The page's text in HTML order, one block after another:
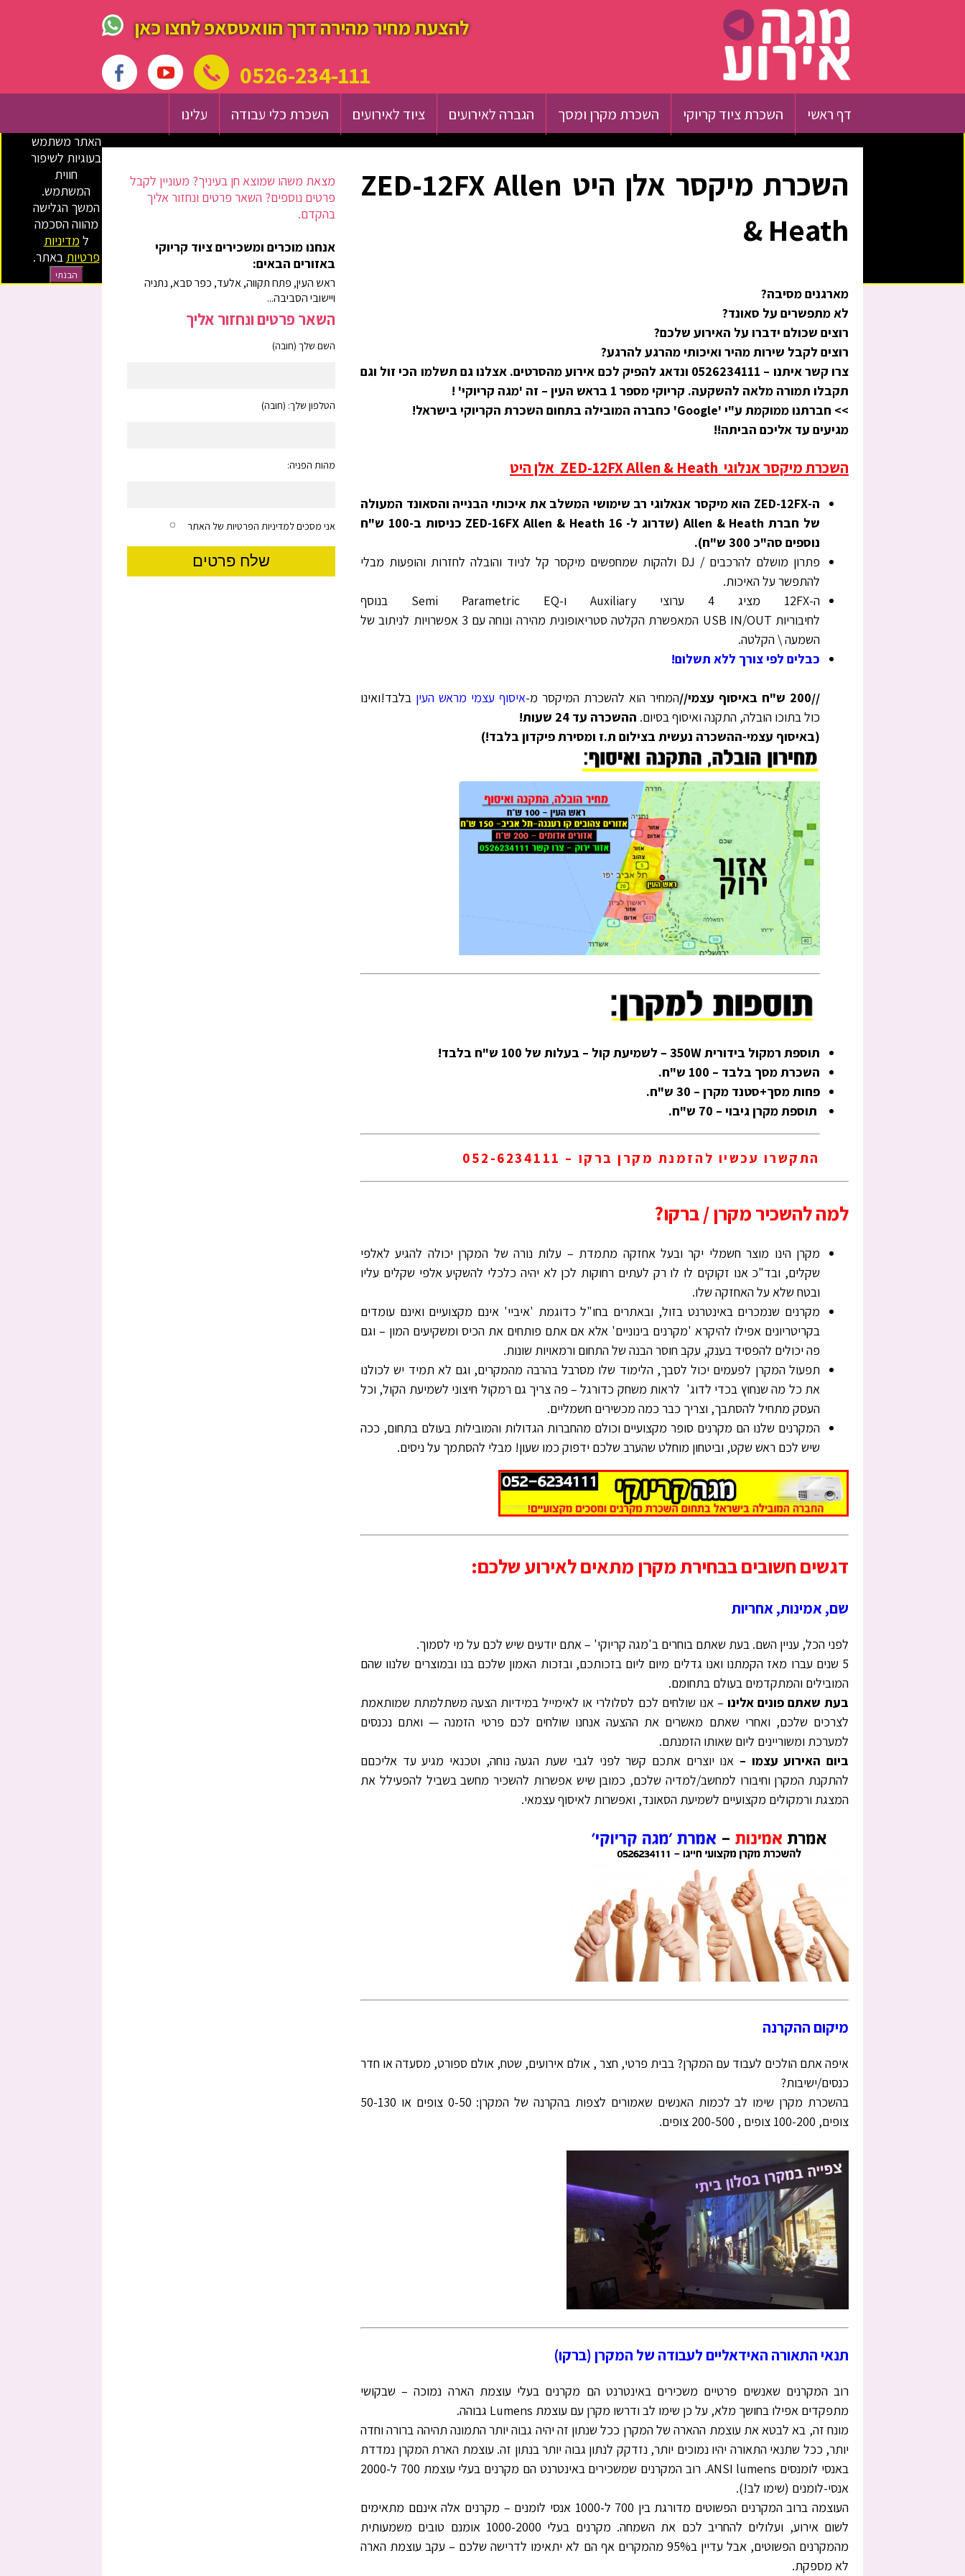
להצעת מחיר מהירה דרך הוואטסאפ לחצו כאן
0526-234-111
דף ראשי השכרת ציוד קריוקי השכרת מקרן ומסך הגברה לאירועים ציוד לאירועים השכרת כלי עבודה עלינו
השכרת מיקסר אלן היט ZED-12FX Allen
& Heath
מארגנים מסיבה?
לא מתפשרים על סאונד?
רוצים שכולם ידברו על האירוע שלכם?
רוצים לקבל שירות מהיר ואיכותי מהרגע להרגע?
צרו קשר איתנו – 0526234111 ונדאג להפיק לכם אירוע מהסרטים. אצלנו גם תשלמו הכי זול וגם
תקבלו תמורה מלאה להשקעה. קריוקי מספר 1 בראש העין – זה 'מגה קריוקי' !
>> חברתנו ממוקמת ע"י 'Google' כחברה המובילה בתחום השכרת הקריוקי בישראל!
מגיעים עד אליכם הביתה!!
השכרת מיקסר אנלוגי ZED-12FX Allen & Heath אלן היט
ה- ZED -12FX הוא מיקסר אנאלוגי רב שימושי המשלב את איכותי הבנייה והסאונד המעולה
של חברת Allen & Heath (שדרוג ל-
ZED-16FX Allen & Heath 16 כניסות ב-100 ש"ח
נוספים סה"כ 300 ש"ח).
פתרון מושלם להרכבים / DJ ולהקות שמחפשים מיקסר קל לניוד והובלה לחזרות והופעות מבלי
להתפשר על האיכות.
ה-12FX מציג 4 ערוצי Auxiliary ו-Semi Parametric EQ בנוסף
לחיבוריות
USB IN/OUT
המאפשרת הקלטה סטריאופונית מהירה ונוחה עם 3 אפשרויות לניתוב של
השמעה \ הקלטה.
כבלים לפי צורך ללא תשלום!
//200 ש"ח באיסוף עצמי// המחיר הוא להשכרת המיקסר מ-איסוף עצמי מראש העין בלבד!ואינו
כול בתוכו הובלה, התקנה ואיסוף בסיום. ההשכרה עד 24 שעות!
(באיסוף עצמי-ההשכרה נעשית בצילום ת.ז ומסירת פיקדון בלבד!)
תוספת רמקול בידורית 350W – לשמיעת קול – בעלות של 100 ש"ח בלבד!
השכרת מסך בלבד – 100 ש"ח.
פחות מסך+סטנד מקרן – 30 ש"ח.
תוספת מקרן גיבוי – 70 ש"ח.
התקשרו עכשיו להזמנת מקרן ברקו – 052-6234111
למה להשכיר מקרן / ברקו?
מקרן הינו מוצר חשמלי יקר ובעל אחזקה מתמדת – עלות נורה של המקרן יכולה להגיע לאלפי
שקלים, ובד"כ אנו זקוקים לו לו רק לעתים רחוקות לכן לא יהיה כלכלי להשקיע אלפי שקלים עליו
ובטח שלא על האחזקה שלו.
מקרנים שנמכרים באינטרנט בזול, ובאתרים בחו"ל כדוגמת 'איביי' אינם מקצועיים ואינם עומדים
בקריטריונים אפילו להיקרא 'מקרנים בינוניים' אלא אם אתם פותחים את הכיס ומשקיעים המון – וגם
פה יכולים להפסיד בענק, עקב חוסר הבנה של התחום ורמאויות שונות.
תפעול המקרן לפעמים יכול לסבך, הלימוד שלו מסרבל בהרבה מהמקרים, וגם לא תמיד יש לכולנו
את כל מה שנחוץ בכדי לדוג' לראות משחק כדורגל – פה צריך גם רמקול חיצוני לשמיעת הקול, וכל
העסק מתחיל להסתבך, וצריך כבר כמה מכשירים חשמליים.
המקרנים שלנו הם מקרנים סופר מקצועיים וכולם מהחברות הגדולות והמובילות בעולם בתחום, ככה
שיש לכם ראש שקט, וביטחון מוחלט שהערב שלכם ידפוק כמו שעון! מבלי להסתמך על ניסים.
דגשים חשובים בבחירת מקרן מתאים לאירוע שלכם:
שם, אמינות, אחריות
לפני הכל, עניין השם. בעת שאתם בוחרים ב'מגה קריוקי' – אתם יודעים שיש לכם על מי לסמוך.
5 שנים עברו מאז הקמתנו ואנו גדלים מיום ליום בזכותכם, ובזכות האמון שלכם בנו ובמוצרים שלנוו שהם
המובילים והמתקדמים בעולם בתחומם.
בעת שאתם פונים אלינו – אנו שולחים לכם לסלולרי או לאימייל במידיות הצעה משתלמתת שמותאמת
לצרכים שלכם, ואחרי שאתם מאשרים את ההצעה אנחנו שולחים לכם פרטי הזמנה — ואתם נכנסים
למערכת ומשוריינים ליום שאותו הזמנתם.
ביום האירוע עצמו – אנו יוצרים אתכם קשר לפני לגבי שעת הגעה נוחה, וטכנאי מגיע עד אליכםם
להתקנת המקרן וחיבורו למחשב/למדיה שלכם, כמובן שיש אפשרות להשכיר מחשב בשביל להפעילל את
המצגת ורמקולים מקצועיים לשמיעת הסאונד, ואפשרות לאיסוף עצמאי.
מיקום ההקרנה
איפה אתם הולכים לעבוד עם המקרן? בבית פרטי, חצר , אולם אירועים, שטח, אולם ספורט, מסעדה או חדר
כנסים/ישיבות?
בהשכרת מקרן שימו לב לכמות האנשים שאמורים לצפות בהקרנה של המקרן: 0-50 צופים או 50-130
צופים, 100-200 צופים , 200-500 צופים.
תנאי התאורה האידאליים לעבודה של המקרן (ברקו)
רוב המקרנים שאנשים פרטיים משכירים באינטרנט הם מקרנים בעלי עוצמת הארה נמוכה – שבקושי
מתפקדים אפילו בחושך מלא, על כן שימו לב ודרשו מקרן עם עוצמת Lumens גבוהה.
מונח זה, בא לבטא את עוצמת ההארה של המקרן ככל שנתון זה יהיה גבוה יותר התמונה תהיהה ברורה וחדה
יותר, ככל שתנאי התאורה יהיו נמוכים יותר, נזדקק לנתון גבוה יותר בנתון זה. עוצמת הארת המקרן נמדדת
באנסי לומנסים ANSI lumens. רוב המקרנים שמשכירים באינטרנט הם מקרנים בעלי עוצמת 700 ל-2000
אנסי-לומנים (שימו לב!).
העוצמה ברוב המקרנים הפשוטים מדורגת בין 700 ל-1000 אנסי לומנים – מקרנים אלה אינםם מתאימים
לשום אירוע, ועלולים להחריב לכם את השמחה. מקרנים בעלי 1000-2000 אומנם טובים משמעותית
מהמקרנים הפשוטים, אבל עדיין ב95% מהמקרים אף הם לא יתאימו לדרישה שלכם – עקב עוצמת הארה
לא מספקת.
מצאת משהו שמוצא חן בעיניך? מעוניין לקבל
פרטים נוספים? השאר פרטים ונחזור אליך
בהקדם.
אנחנו מוכרים ומשכירים ציוד קריוקי
באזורים הבאים:
ראש העין, פתח תקווה, אלעד, כפר סבא, נתניה
ויישובי הסביבה...
השאר פרטים ונחזור אליך
השם שלך (חובה)
הטלפון שלך: (חובה)
מהות הפניה:
אני מסכים למדיניות הפרטיות של האתר
האתר משתמש
בעוגיות לשיפור
חווית
המשתמש.
המשך הגלישה
מהווה הסכמה
ל מדיניות
פרטיות באתר.
הבנתי